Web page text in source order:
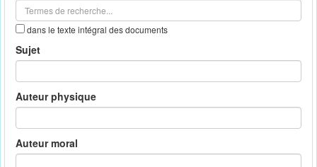
dans le texte intégral des documents
Sujet
Auteur physique
Auteur moral